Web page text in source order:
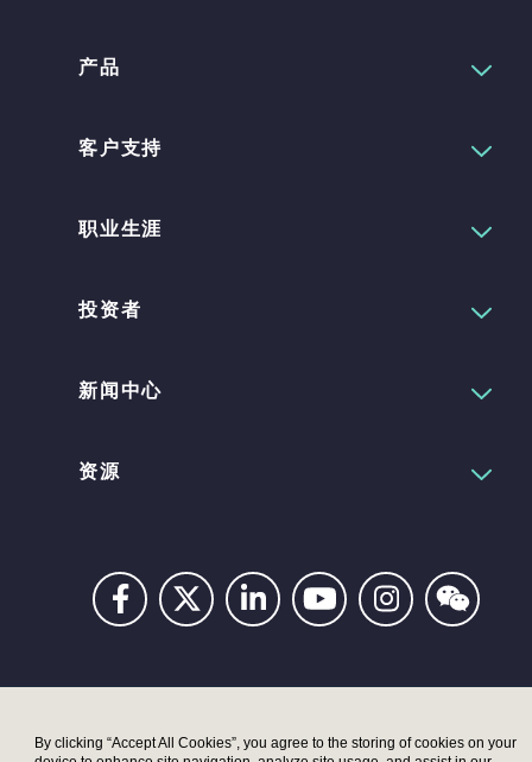
By clicking “Accept All Cookies”, you agree to the storing of cookies on your
产品
客户支持
职业生涯
投资者
新闻中心
资源
Accessibility
Modern